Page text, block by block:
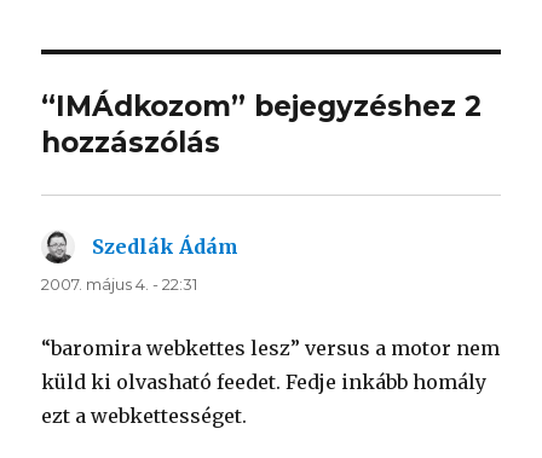
“IMÁdkozom” bejegyzéshez 2
hozzászólás
Szedlák Ádám
2007. május 4. - 22:31
“baromira webkettes lesz” versus a motor nem
küld ki olvasható feedet. Fedje inkább homály
ezt a webkettességet.